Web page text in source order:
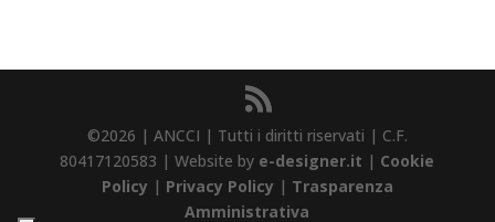
©2026 | ANCCI | Tutti i diritti riservati | C.F.
80417120583 | Website by e-designer.it | Cookie
Policy | Privacy Policy | Trasparenza
Amministrativa